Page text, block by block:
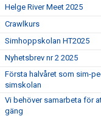
Helge River Meet 2025
Crawlkurs
Simhoppskolan HT2025
Nyhetsbrev nr 2 2025
Första halvåret som sim-
simskolan
Vi behöver samarbeta för
gäng